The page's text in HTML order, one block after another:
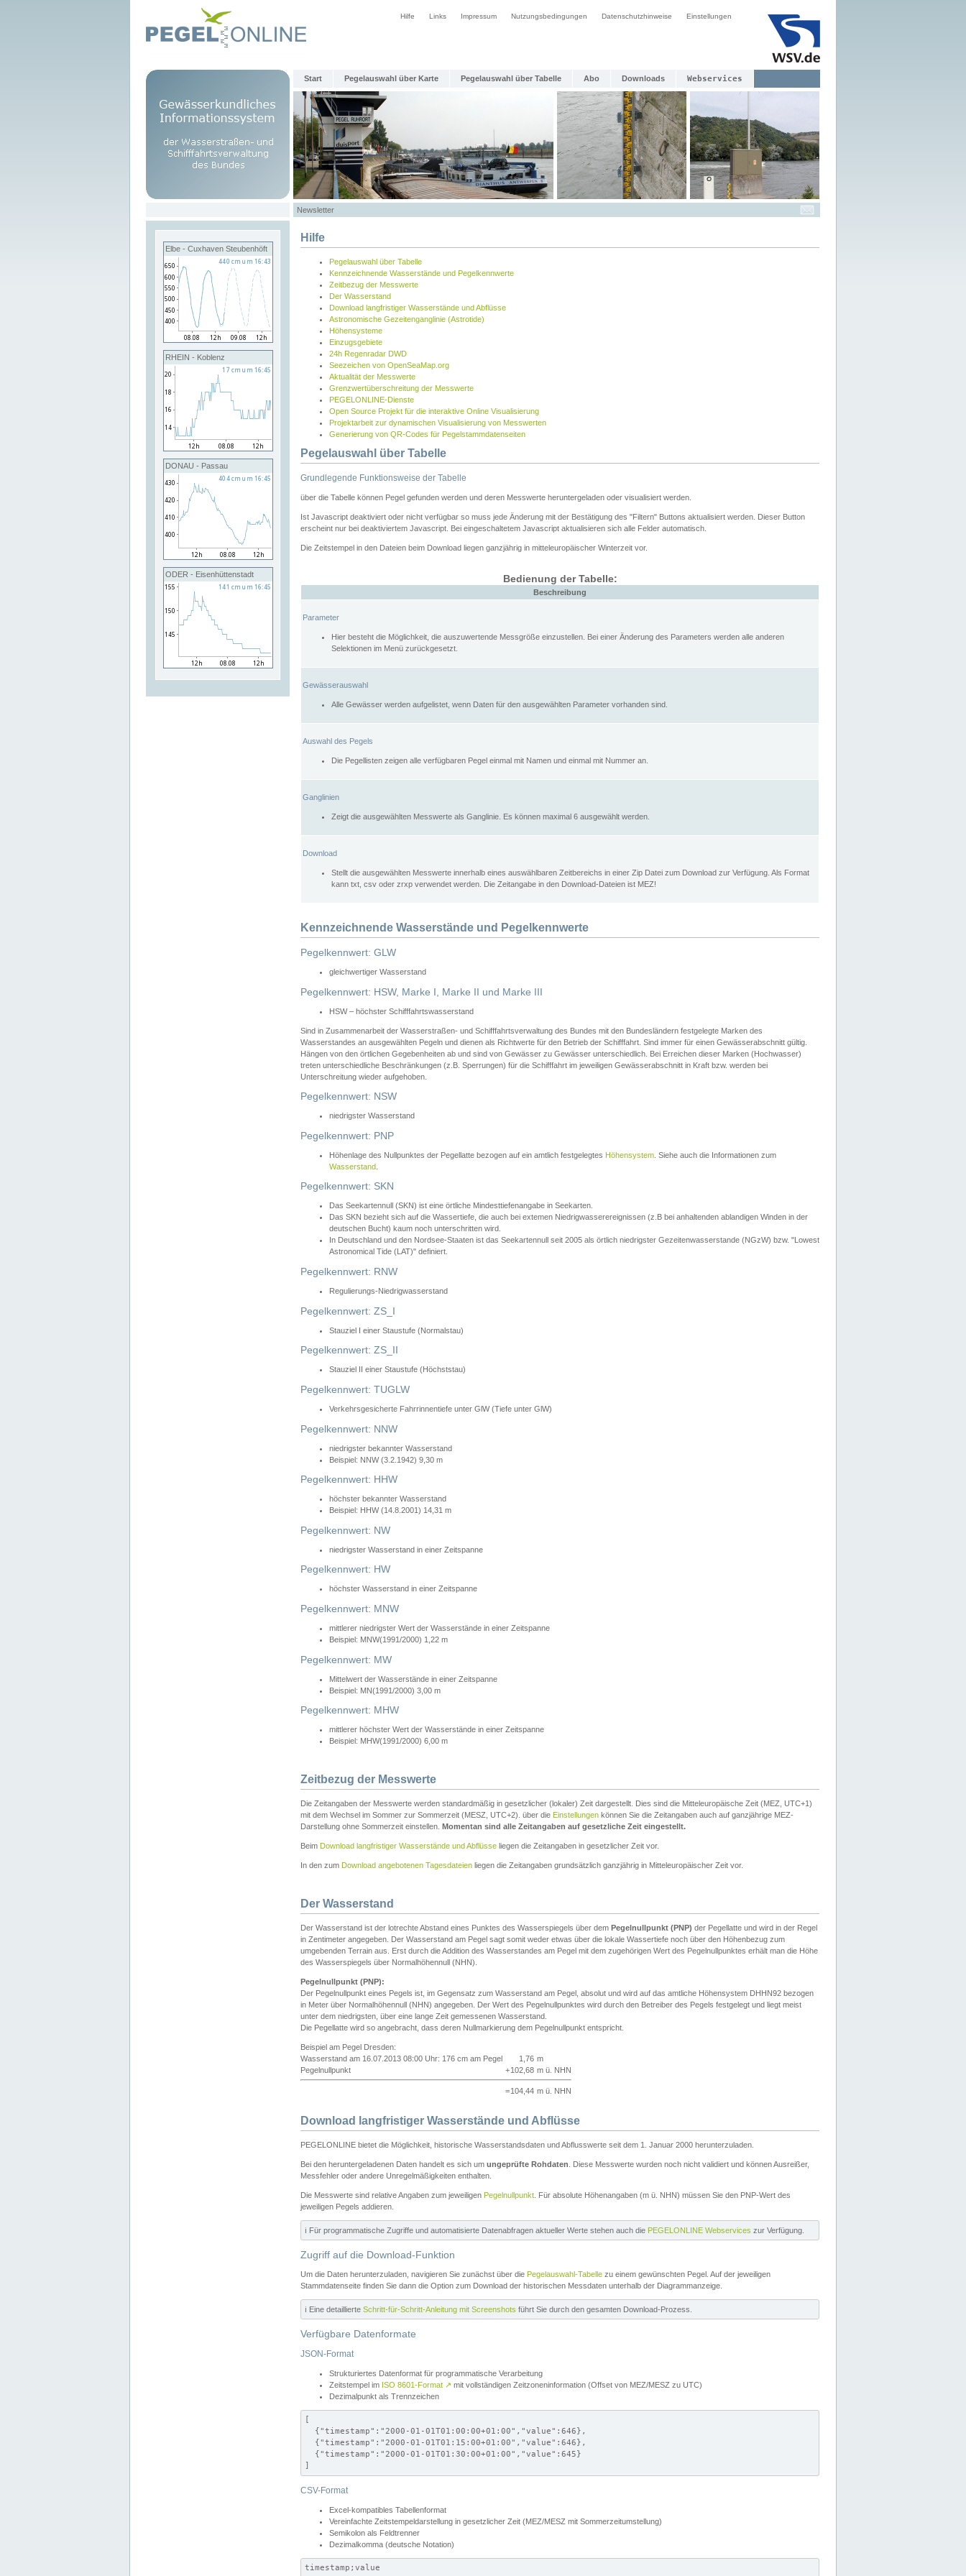
Hilfe Links Impressum Nutzungsbedingungen Datenschutzhinweise Einstellungen
Start Pegelauswahl über Karte Pegelauswahl über Tabelle Abo Downloads Webservices
Newsletter
Elbe - Cuxhaven Steubenhöft
RHEIN - Koblenz
DONAU - Passau
ODER - Eisenhüttenstadt
Hilfe
Pegelauswahl über Tabelle
Kennzeichnende Wasserstände und Pegelkennwerte
Zeitbezug der Messwerte
Der Wasserstand
Download langfristiger Wasserstände und Abflüsse
Astronomische Gezeitenganglinie (Astrotide)
Höhensysteme
Einzugsgebiete
24h Regenradar DWD
Seezeichen von OpenSeaMap.org
Aktualität der Messwerte
Grenzwertüberschreitung der Messwerte
PEGELONLINE-Dienste
Open Source Projekt für die interaktive Online Visualisierung
Projektarbeit zur dynamischen Visualisierung von Messwerten
Generierung von QR-Codes für Pegelstammdatenseiten
Pegelauswahl über Tabelle
Grundlegende Funktionsweise der Tabelle
über die Tabelle können Pegel gefunden werden und deren Messwerte heruntergeladen oder visualisiert werden.
Ist Javascript deaktiviert oder nicht verfügbar so muss jede Änderung mit der Bestätigung des "Filtern" Buttons aktualisiert werden. Dieser Button
erscheint nur bei deaktiviertem Javascript. Bei eingeschaltetem Javascript aktualisieren sich alle Felder automatisch.
Die Zeitstempel in den Dateien beim Download liegen ganzjährig in mitteleuropäischer Winterzeit vor.
Bedienung der Tabelle:
Beschreibung
Parameter
Hier besteht die Möglichkeit, die auszuwertende Messgröße einzustellen. Bei einer Änderung des Parameters werden alle anderen
Selektionen im Menü zurückgesetzt.
Gewässerauswahl
Alle Gewässer werden aufgelistet, wenn Daten für den ausgewählten Parameter vorhanden sind.
Auswahl des Pegels
Die Pegellisten zeigen alle verfügbaren Pegel einmal mit Namen und einmal mit Nummer an.
Ganglinien
Zeigt die ausgewählten Messwerte als Ganglinie. Es können maximal 6 ausgewählt werden.
Download
Stellt die ausgewählten Messwerte innerhalb eines auswählbaren Zeitbereichs in einer Zip Datei zum Download zur Verfügung. Als Format
kann txt, csv oder zrxp verwendet werden. Die Zeitangabe in den Download-Dateien ist MEZ!
Kennzeichnende Wasserstände und Pegelkennwerte
Pegelkennwert: GLW
gleichwertiger Wasserstand
Pegelkennwert: HSW, Marke I, Marke II und Marke III
HSW – höchster Schifffahrtswasserstand
Sind in Zusammenarbeit der Wasserstraßen- und Schifffahrtsverwaltung des Bundes mit den Bundesländern festgelegte Marken des
Wasserstandes an ausgewählten Pegeln und dienen als Richtwerte für den Betrieb der Schifffahrt. Sind immer für einen Gewässerabschnitt gültig.
Hängen von den örtlichen Gegebenheiten ab und sind von Gewässer zu Gewässer unterschiedlich. Bei Erreichen dieser Marken (Hochwasser)
treten unterschiedliche Beschränkungen (z.B. Sperrungen) für die Schifffahrt im jeweiligen Gewässerabschnitt in Kraft bzw. werden bei
Unterschreitung wieder aufgehoben.
Pegelkennwert: NSW
niedrigster Wasserstand
Pegelkennwert: PNP
Höhenlage des Nullpunktes der Pegellatte bezogen auf ein amtlich festgelegtes Höhensystem . Siehe auch die Informationen zum
Wasserstand
Pegelkennwert: SKN
Das Seekartennull (SKN) ist eine örtliche Mindesttiefenangabe in Seekarten.
Das SKN bezieht sich auf die Wassertiefe, die auch bei extemen Niedrigwasserereignissen (z.B bei anhaltenden ablandigen Winden in der
deutschen Bucht) kaum noch unterschritten wird.
In Deutschland und den Nordsee-Staaten ist das Seekartennull seit 2005 als örtlich niedrigster Gezeitenwasserstande (NGzW) bzw. "Lowest
Astronomical Tide (LAT)" definiert.
Pegelkennwert: RNW
Regulierungs-Niedrigwasserstand
Pegelkennwert: ZS_I
Stauziel I einer Staustufe (Normalstau)
Pegelkennwert: ZS_II
Stauziel II einer Staustufe (Höchststau)
Pegelkennwert: TUGLW
Verkehrsgesicherte Fahrrinnentiefe unter GlW (Tiefe unter GlW)
Pegelkennwert: NNW
niedrigster bekannter Wasserstand
Beispiel: NNW (3.2.1942) 9,30 m
Pegelkennwert: HHW
höchster bekannter Wasserstand
Beispiel: HHW (14.8.2001) 14,31 m
Pegelkennwert: NW
niedrigster Wasserstand in einer Zeitspanne
Pegelkennwert: HW
höchster Wasserstand in einer Zeitspanne
Pegelkennwert: MNW
mittlerer niedrigster Wert der Wasserstände in einer Zeitspanne
Beispiel: MNW(1991/2000) 1,22 m
Pegelkennwert: MW
Mittelwert der Wasserstände in einer Zeitspanne
Beispiel: MN(1991/2000) 3,00 m
Pegelkennwert: MHW
mittlerer höchster Wert der Wasserstände in einer Zeitspanne
Beispiel: MHW(1991/2000) 6,00 m
Zeitbezug der Messwerte
Die Zeitangaben der Messwerte werden standardmäßig in gesetzlicher (lokaler) Zeit dargestellt. Dies sind die Mitteleuropäische Zeit (MEZ, UTC+1)
mit dem Wechsel im Sommer zur Sommerzeit (MESZ, UTC+2). über die Einstellungen können Sie die Zeitangaben auch auf ganzjährige MEZ-
Darstellung ohne Sommerzeit einstellen. Momentan sind alle Zeitangaben auf gesetzliche Zeit eingestellt.
Beim Download langfristiger Wasserstände und Abflüsse liegen die Zeitangaben in gesetzlicher Zeit vor.
In den zum Download angebotenen Tagesdateien liegen die Zeitangaben grundsätzlich ganzjährig in Mitteleuropäischer Zeit vor.
Der Wasserstand
Der Wasserstand ist der lotrechte Abstand eines Punktes des Wasserspiegels über dem Pegelnullpunkt (PNP) der Pegellatte und wird in der Regel
in Zentimeter angegeben. Der Wasserstand am Pegel sagt somit weder etwas über die lokale Wassertiefe noch über den Höhenbezug zum
umgebenden Terrain aus. Erst durch die Addition des Wasserstandes am Pegel mit dem zugehörigen Wert des Pegelnullpunktes erhält man die Höhe
des Wasserspiegels über Normalhöhennull (NHN).
Pegelnullpunkt (PNP):
Der Pegelnullpunkt eines Pegels ist, im Gegensatz zum Wasserstand am Pegel, absolut und wird auf das amtliche Höhensystem DHHN92 bezogen
in Meter über Normalhöhennull (NHN) angegeben. Der Wert des Pegelnullpunktes wird durch den Betreiber des Pegels festgelegt und liegt meist
unter dem niedrigsten, über eine lange Zeit gemessenen Wasserstand.
Die Pegellatte wird so angebracht, dass deren Nullmarkierung dem Pegelnullpunkt entspricht.
Beispiel am Pegel Dresden:
Wasserstand am 16.07.2013 08:00 Uhr: 176 cm am Pegel
1,76 m
Pegelnullpunkt
+102,68 m ü. NHN
=104,44 m ü. NHN
Download langfristiger Wasserstände und Abflüsse
PEGELONLINE bietet die Möglichkeit, historische Wasserstandsdaten und Abflusswerte seit dem 1. Januar 2000 herunterzuladen.
Bei den heruntergeladenen Daten handelt es sich um ungeprüfte Rohdaten . Diese Messwerte wurden noch nicht validiert und können Ausreißer,
Messfehler oder andere Unregelmäßigkeiten enthalten.
Die Messwerte sind relative Angaben zum jeweiligen Pegelnullpunkt . Für absolute Höhenangaben (m ü. NHN) müssen Sie den PNP-Wert des
jeweiligen Pegels addieren.
ℹ️ Für programmatische Zugriffe und automatisierte Datenabfragen aktueller Werte stehen auch die PEGELONLINE Webservices zur Verfügung.
Zugriff auf die Download-Funktion
Um die Daten herunterzuladen, navigieren Sie zunächst über die Pegelauswahl-Tabelle zu einem gewünschten Pegel. Auf der jeweiligen
Stammdatenseite finden Sie dann die Option zum Download der historischen Messdaten unterhalb der Diagrammanzeige.
ℹ️ Eine detaillierte Schritt-für-Schritt-Anleitung mit Screenshots führt Sie durch den gesamten Download-Prozess.
Verfügbare Datenformate
JSON-Format
Strukturiertes Datenformat für programmatische Verarbeitung
Zeitstempel im ISO 8601-Format ↗ mit vollständigen Zeitzoneninformation (Offset von MEZ/MESZ zu UTC)
Dezimalpunkt als Trennzeichen
[
  {"timestamp":"2000-01-01T01:00:00+01:00","value":646},
  {"timestamp":"2000-01-01T01:15:00+01:00","value":646},
  {"timestamp":"2000-01-01T01:30:00+01:00","value":645}
]
CSV-Format
Excel-kompatibles Tabellenformat
Vereinfachte Zeitstempeldarstellung in gesetzlicher Zeit (MEZ/MESZ mit Sommerzeitumstellung)
Semikolon als Feldtrenner
Dezimalkomma (deutsche Notation)
timestamp;value